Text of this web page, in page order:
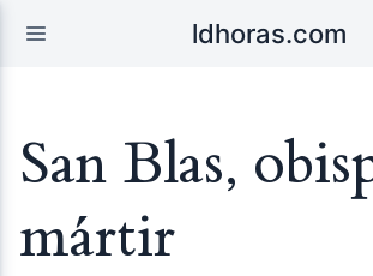
ldhoras.com
San Blas,
mártir